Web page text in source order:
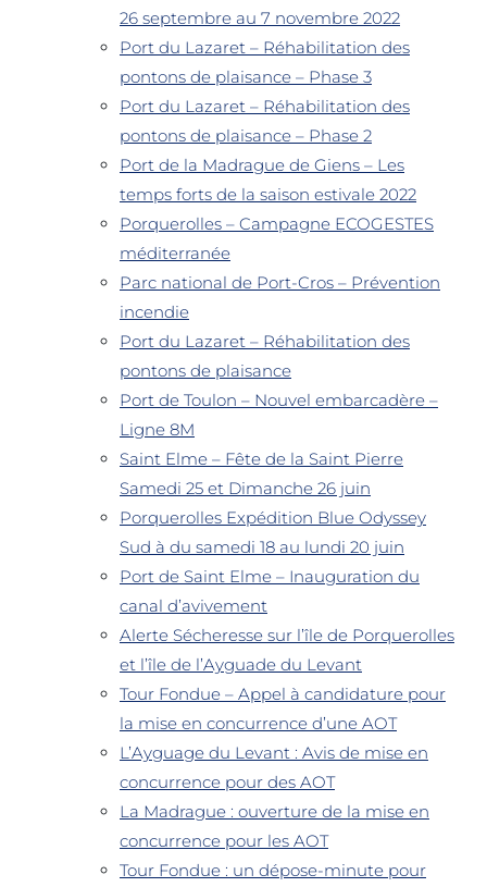
26 septembre au 7 novembre 2022
Port du Lazaret – Réhabilitation des
pontons de plaisance – Phase 3
Port du Lazaret – Réhabilitation des
pontons de plaisance – Phase 2
Port de la Madrague de Giens – Les
temps forts de la saison estivale 2022
Porquerolles – Campagne ECOGESTES
méditerranée
Parc national de Port-Cros – Prévention
incendie
Port du Lazaret – Réhabilitation des
pontons de plaisance
Port de Toulon – Nouvel embarcadère –
Ligne 8M
Saint Elme – Fête de la Saint Pierre
Samedi 25 et Dimanche 26 juin
Porquerolles Expédition Blue Odyssey
Sud à du samedi 18 au lundi 20 juin
Port de Saint Elme – Inauguration du
canal d’avivement
Alerte Sécheresse sur l’île de Porquerolles
et l’île de l’Ayguade du Levant
Tour Fondue – Appel à candidature pour
la mise en concurrence d’une AOT
L’Ayguage du Levant : Avis de mise en
concurrence pour des AOT
La Madrague : ouverture de la mise en
concurrence pour les AOT
Tour Fondue : un dépose-minute pour